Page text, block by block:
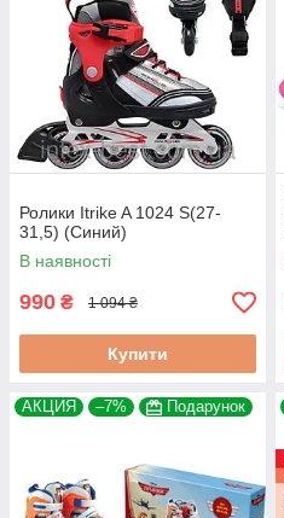
Ролики Itrike A 1024 S(27-
31,5) (Синий)
В наявності
990 ₴ 1 094 ₴
Купити
АКЦИЯ –7% Подарунок